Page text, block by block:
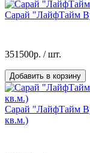
Сарай "ЛайфТайм
351500р. / шт.
Добавить в корзину
Сарай "ЛайфТайм
кв.м.)